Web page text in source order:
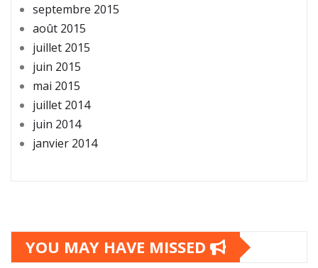
septembre 2015
août 2015
juillet 2015
juin 2015
mai 2015
juillet 2014
juin 2014
janvier 2014
YOU MAY HAVE MISSED